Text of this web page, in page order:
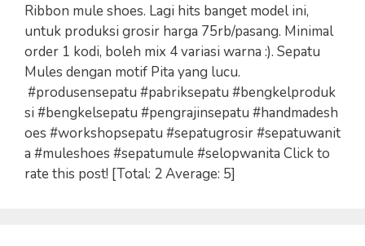
Ribbon mule shoes. Lagi hits banget model ini,
untuk produksi grosir harga 75rb/pasang. Minimal
order 1 kodi, boleh mix 4 variasi warna :). Sepatu
Mules dengan motif Pita yang lucu.
#produsensepatu #pabriksepatu #bengkelproduk
si #bengkelsepatu #pengrajinsepatu #handmadesh
oes #workshopsepatu #sepatugrosir #sepatuwanit
a #muleshoes #sepatumule #selopwanita Click to
rate this post! [Total: 2 Average: 5]